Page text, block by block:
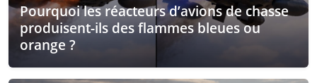
Pourquoi les réacteurs d’avions de chasse
produisent-ils des flammes bleues ou
orange ?